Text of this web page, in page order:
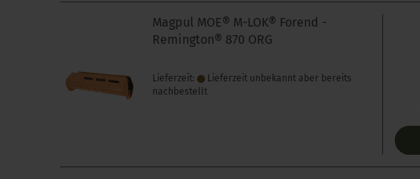
Magpul MOE® M-LOK® Forend -
Remington® 870 ORG
Lieferzeit:
Lieferzeit unbekannt aber bereits
nachbestellt